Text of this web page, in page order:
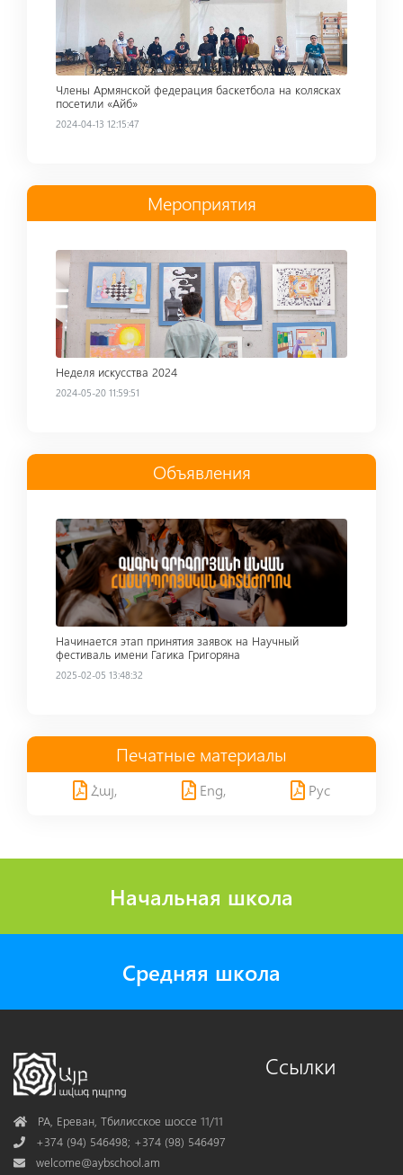
Члены Армянской федерация баскетбола на колясках
посетили «Айб»
2024-04-13 12:15:47
Мероприятия
Read more
Неделя искусства 2024
2024-05-20 11:59:51
Объявления
Read more
Начинается этап принятия заявок на Научный
фестиваль имени Гагика Григоряна
2025-02-05 13:48:32
Печатные материалы
Հայ, Eng, Рус
Начальная школа
Средняя школа
AddressРА, Ереван, Тбилисское шоссе 11/11
Phone+374 (94) 546498; +374 (98) 546497
Mail
welcome@aybschool.am
Ссылки